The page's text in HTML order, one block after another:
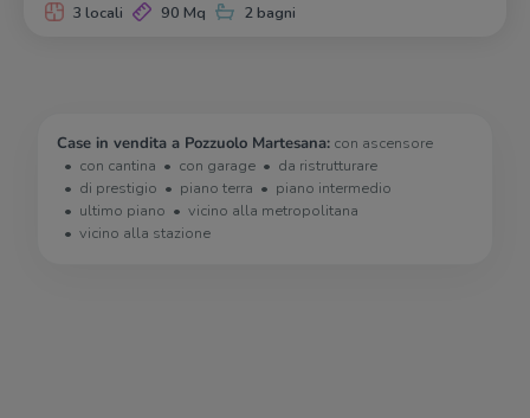
3 locali 90 Mq 2 bagni
Case in vendita a Pozzuolo Martesana: con ascensore
con cantina
con garage
da ristrutturare
di prestigio
piano terra
piano intermedio
ultimo piano
vicino alla metropolitana
vicino alla stazione